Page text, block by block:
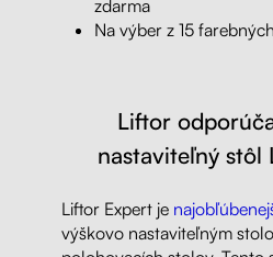
zdarma
Na výber z 15
Liftor
nastaviteľný stôl
Liftor Expert je
výškovo nastaviteľným